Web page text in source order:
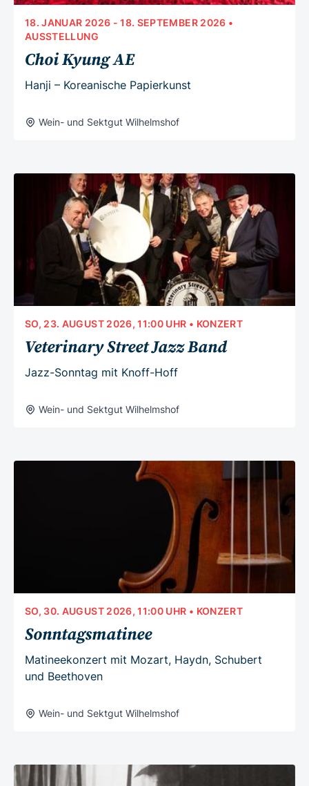
18. JANUAR 2026 -18. SEPTEMBER 2026 •
AUSSTELLUNG
Choi Kyung AE
Hanji – Koreanische Papierkunst
Wein- und Sektgut Wilhelmshof
SO, 23. AUGUST 2026, 11:00 UHR • KONZERT
Veterinary Street Jazz Band
Jazz-Sonntag mit Knoff-Hoff
Wein- und Sektgut Wilhelmshof
SO, 30. AUGUST 2026, 11:00 UHR • KONZERT
Sonntagsmatinee
Matineekonzert mit Mozart, Haydn, Schubert
und Beethoven
Wein- und Sektgut Wilhelmshof